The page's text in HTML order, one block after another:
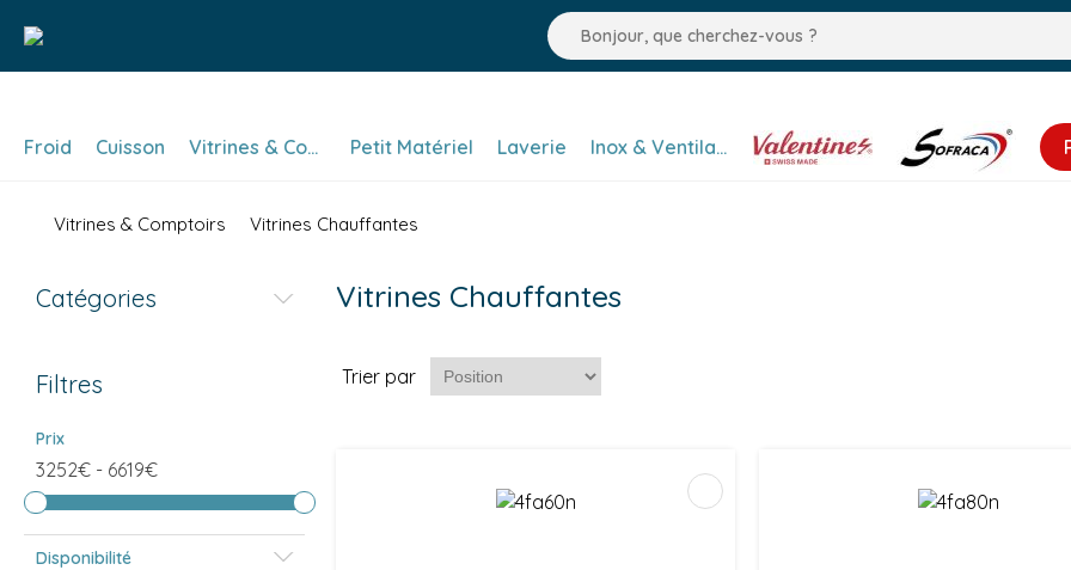
Froid Cuisson Vitrines & Comptoirs Petit Matériel Laverie Inox & Ventilation Valentine Sofraca
Vitrines & Comptoirs Vitrines Chauffantes
Catégories
Filtres
Prix
3252€ - 6619€
Disponibilité
Vitrines Chauffantes
Trier par